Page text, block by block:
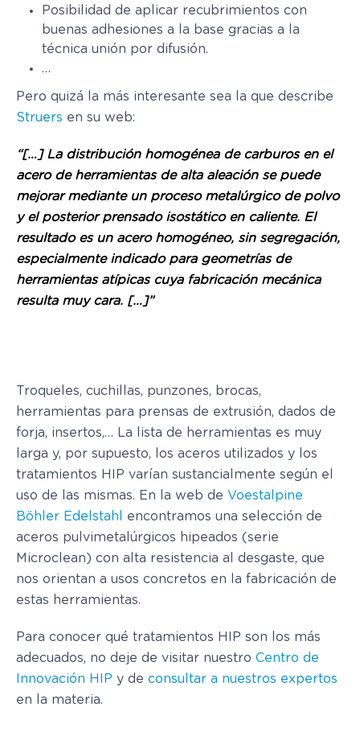
Posibilidad de aplicar recubrimientos con
buenas adhesiones a la base gracias a la
técnica unión por difusión.
…
Pero quizá la más interesante sea la que describe
Struers en su web:
“[…] La distribución homogénea de carburos en el
acero de herramientas de alta aleación se puede
mejorar mediante un proceso metalúrgico de polvo
y el posterior prensado isostático en caliente. El
resultado es un acero homogéneo, sin segregación,
especialmente indicado para geometrías de
herramientas atípicas cuya fabricación mecánica
resulta muy cara. […]”
Troqueles, cuchillas, punzones, brocas,
herramientas para prensas de extrusión, dados de
forja, insertos,… La lista de herramientas es muy
larga y, por supuesto, los aceros utilizados y los
tratamientos HIP varían sustancialmente según el
uso de las mismas. En la web de Voestalpine
Böhler Edelstahl
encontramos una selección de
aceros pulvimetalúrgicos hipeados (serie
Microclean) con alta resistencia al desgaste, que
nos orientan a usos concretos en la fabricación de
estas herramientas.
Para conocer qué tratamientos HIP son los más
adecuados, no deje de visitar nuestro Centro de
Innovación HIP y de consultar a nuestros expertos
en la materia.